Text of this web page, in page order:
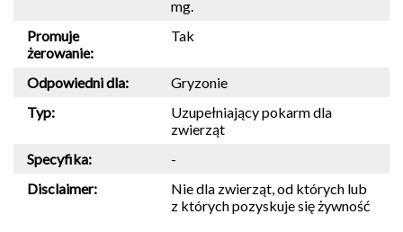
mg.
Promuje
żerowanie:
Tak
Odpowiedni dla:
Gryzonie
Typ:
Uzupełniający pokarm dla
zwierząt
Specyfika:
-
Disclaimer:
Nie dla zwierząt, od których lub
z których pozyskuje się żywność